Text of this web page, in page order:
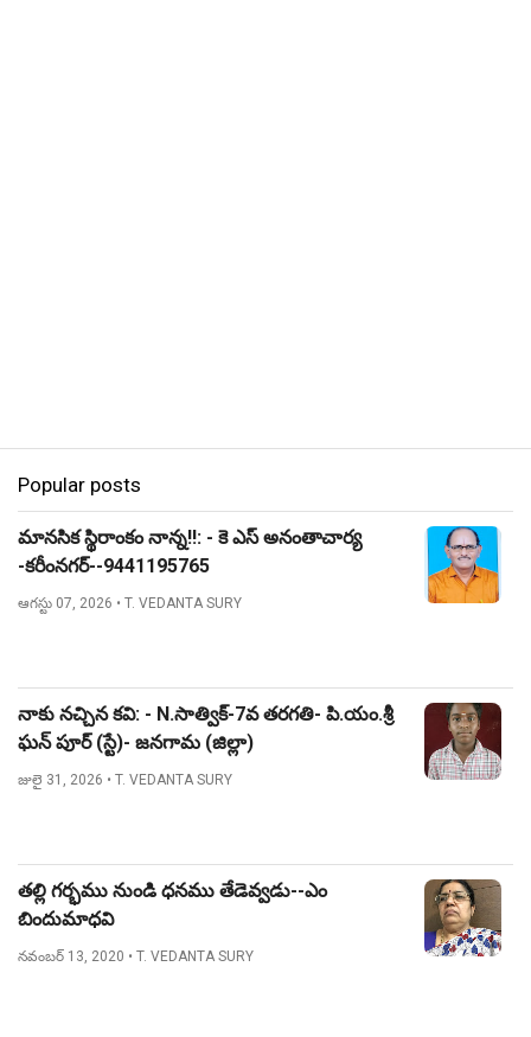
Popular posts
మానసిక స్థిరాంకం నాన్న!!: - కె ఎస్ అనంతాచార్య
-కరీంనగర్--9441195765
ఆగస్టు 07, 2026 • T. VEDANTA SURY
నాకు నచ్చిన కవి: - N.సాత్విక్-7వ తరగతి- పి.యం.శ్రీ
ఘన్ పూర్ (స్టే)- జనగామ (జిల్లా)
జులై 31, 2026 • T. VEDANTA SURY
తల్లి గర్భము నుండి ధనము తేడెవ్వడు--ఎం
బిందుమాధవి
నవంబర్ 13, 2020 • T. VEDANTA SURY